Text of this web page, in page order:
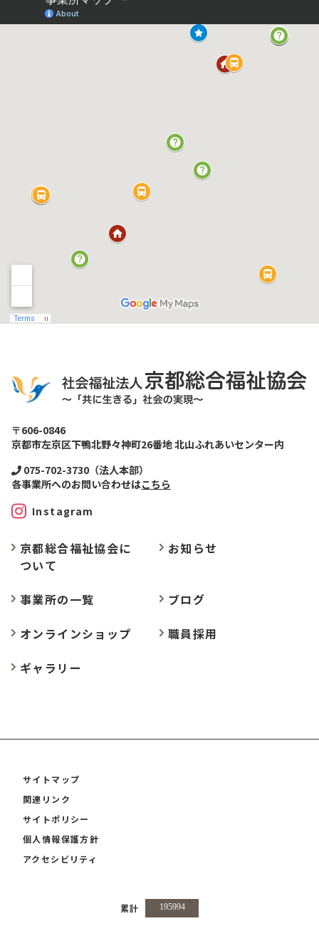
〒606-0846
京都市左京区下鴨北野々神町26番地 北山ふれあいセンター内
075-702-3730（法人本部）
各事業所へのお問い合わせはこちら
Instagram
京都総合福祉協会に
ついて
お知らせ
事業所の一覧
ブログ
オンラインショップ
職員採用
ギャラリー
サイトマップ
関連リンク
サイトポリシー
個人情報保護方針
アクセシビリティ
累計